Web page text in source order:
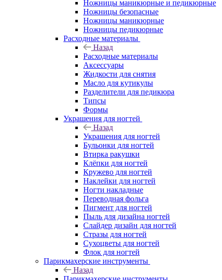
Ножницы маникюрные и педикюрные
Ножницы безопасные
Ножницы маникюрные
Ножницы педикюрные
Расходные материалы
Назад
Расходные материалы
Аксессуары
Жидкости для снятия
Масло для кутикулы
Разделители для педикюра
Типсы
Формы
Украшения для ногтей
Назад
Украшения для ногтей
Бульонки для ногтей
Втирка ракушки
Клёпки для ногтей
Кружево для ногтей
Наклейки для ногтей
Ногти накладные
Переводная фольга
Пигмент для ногтей
Пыль для дизайна ногтей
Слайдер дизайн для ногтей
Стразы для ногтей
Сухоцветы для ногтей
Флок для ногтей
Парикмахерские инструменты
Назад